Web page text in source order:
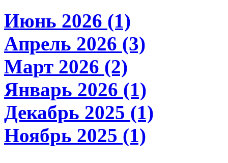
Июнь 2026 (1)
Апрель 2026 (3)
Март 2026 (2)
Январь 2026 (1)
Декабрь 2025 (1)
Ноябрь 2025 (1)